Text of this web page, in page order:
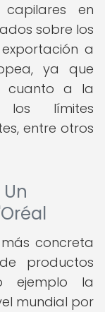
en
sobre los
a
ya que
cuanto a la
los límites
entre otros
concreta
productos
ejemplo la
mundial por